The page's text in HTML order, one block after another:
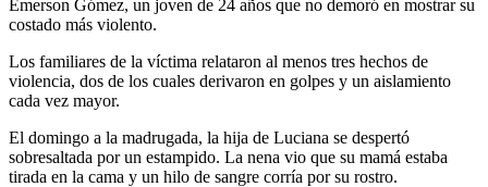
Emerson Gómez, un joven de 24 años que no demoró en mostrar su
costado más violento.
Los familiares de la víctima relataron al menos tres hechos de
violencia, dos de los cuales derivaron en golpes y un aislamiento
cada vez mayor.
El domingo a la madrugada, la hija de Luciana se despertó
sobresaltada por un estampido. La nena vio que su mamá estaba
tirada en la cama y un hilo de sangre corría por su rostro.